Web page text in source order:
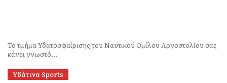
Το τμήμα Υδατοσφαίρισης του Ναυτικού Ομίλου Αργοστολίου σας
κάνει γνωστό...
Υδάτινα Sports